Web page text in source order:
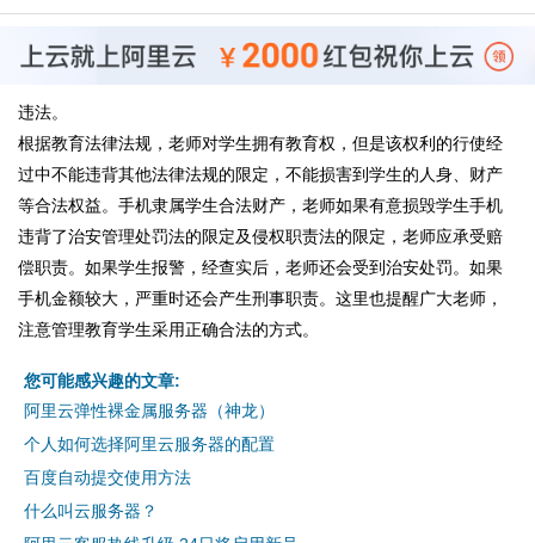
违法。
根据教育法律法规，老师对学生拥有教育权，但是该权利的行使经
过中不能违背其他法律法规的限定，不能损害到学生的人身、财产
等合法权益。手机隶属学生合法财产，老师如果有意损毁学生手机
违背了治安管理处罚法的限定及侵权职责法的限定，老师应承受赔
偿职责。如果学生报警，经查实后，老师还会受到治安处罚。如果
手机金额较大，严重时还会产生刑事职责。这里也提醒广大老师，
注意管理教育学生采用正确合法的方式。
您可能感兴趣的文章:
阿里云弹性裸金属服务器（神龙）
个人如何选择阿里云服务器的配置
百度自动提交使用方法
什么叫云服务器？